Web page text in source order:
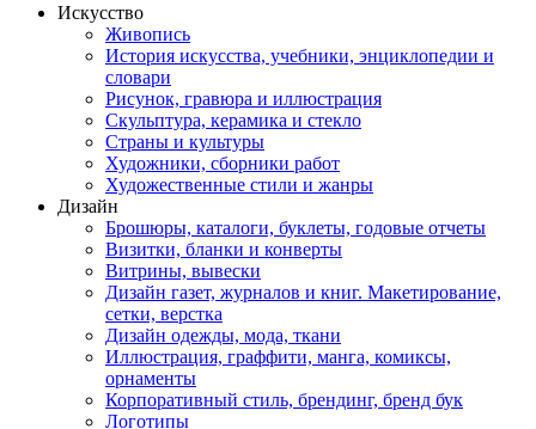
Искусство
Живопись
История искусства, учебники, энциклопедии и
словари
Рисунок, гравюра и иллюстрация
Скульптура, керамика и стекло
Страны и культуры
Художники, сборники работ
Художественные стили и жанры
Дизайн
Брошюры, каталоги, буклеты, годовые отчеты
Визитки, бланки и конверты
Витрины, вывески
Дизайн газет, журналов и книг. Макетирование,
сетки, верстка
Дизайн одежды, мода, ткани
Иллюстрация, граффити, манга, комиксы,
орнаменты
Корпоративный стиль, брендинг, бренд бук
Логотипы